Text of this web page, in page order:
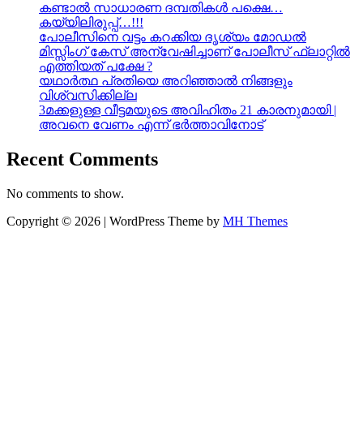
കണ്ടാൽ സാധാരണ ദമ്പതികൾ പക്ഷെ…
കയ്യിലിരുപ്പ്…!!!
പോലീസിനെ വട്ടം കറക്കിയ ദൃശ്യം മോഡല്‍
മിസ്സിംഗ് കേസ് അന്വേഷിച്ചാണ് പോലീസ് ഫ്ലാറ്റിൽ
എത്തിയത് പക്ഷേ ?
യഥാർത്ഥ പ്രതിയെ അറിഞ്ഞാൽ നിങ്ങളും
വിശ്വസിക്കില്ല
3മക്കളുള്ള വീട്ടമയുടെ അവിഹിതം 21 കാരനുമായി |
അവനെ വേണം എന്ന് ഭർത്താവിനോട്
Recent Comments
No comments to show.
Copyright © 2026 | WordPress Theme by MH Themes